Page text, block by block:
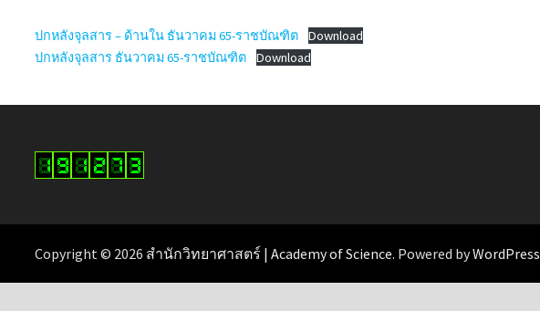
ปกหลังจุลสาร – ด้านใน ธันวาคม 65-ราชบัณฑิต
Download
ปกหลังจุลสาร ธันวาคม 65-ราชบัณฑิต
Download
Copyright © 2026 สำนักวิทยาศาสตร์ | Academy of Science. Powered byWordPress